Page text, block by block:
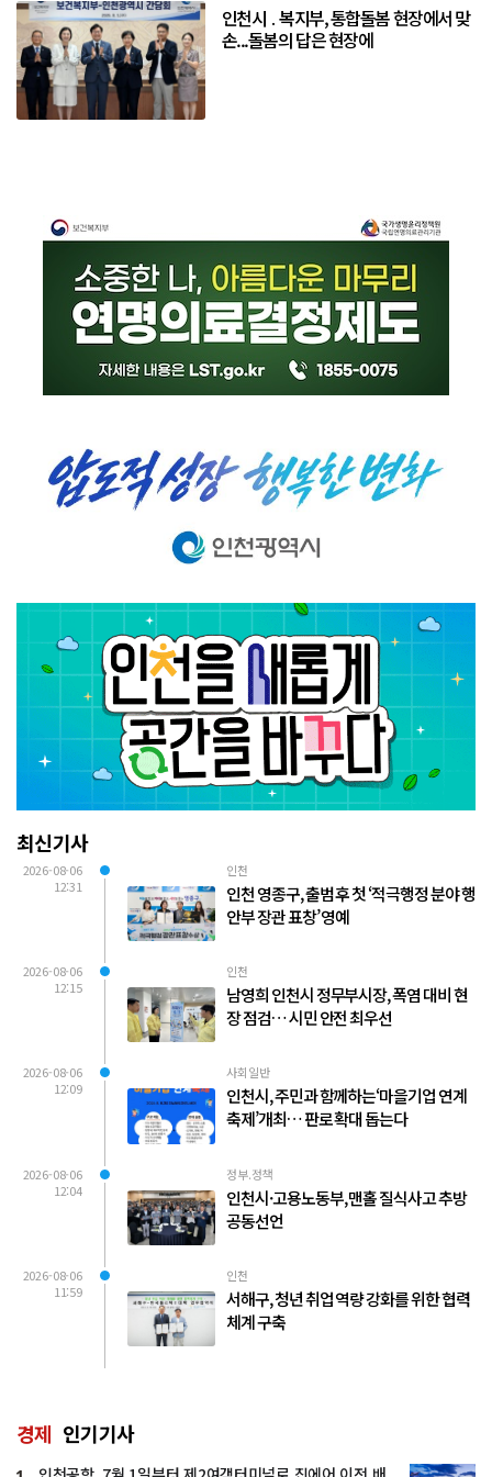
인천시 ․ 복지부, 통합돌봄 현장에서 맞
손...돌봄의 답은 현장에
최신기사
2026-08-06
12:31
인천
인천 영종구, 출범 후 첫 ‘적극행정 분야 행
안부 장관 표창’ 영예
2026-08-06
12:15
인천
남영희 인천시 정무부시장, 폭염 대비 현
장 점검… 시민 안전 최우선
2026-08-06
12:09
사회일반
인천시, 주민과 함께하는‘마을기업 연계
축제’개최… 판로 확대 돕는다
2026-08-06
12:04
정부.정책
인천시·고용노동부, 맨홀 질식사고 추방
공동선언
2026-08-06
11:59
인천
서해구, 청년 취업 역량 강화를 위한 협력
체계 구축
경제 인기기사